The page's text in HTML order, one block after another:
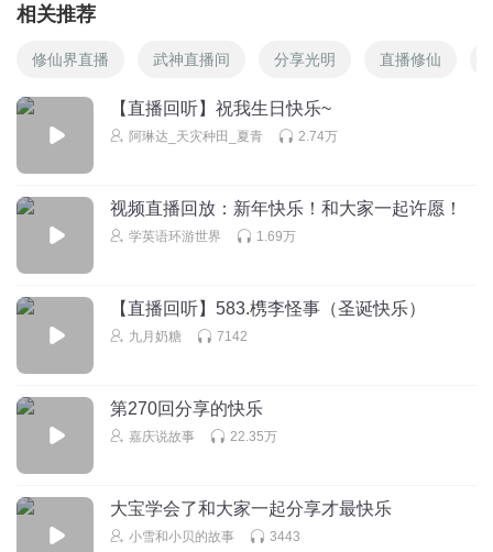
相关推荐
修仙界直播 武神直播间 分享光明 直播修仙
【直播回听】祝我生日快乐~
阿琳达_天灾种田_夏青 2.74万
视频直播回放：新年快乐！和大家一起许愿！
学英语环游世界 1.69万
【直播回听】583.槜李怪事（圣诞快乐）
九月奶糖 7142
第270回分享的快乐
嘉庆说故事 22.35万
大宝学会了和大家一起分享才最快乐
小雪和小贝的故事 3443